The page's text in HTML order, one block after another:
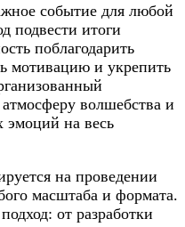
событие для любой
подвести итоги
поблагодарить
мотивацию и укрепить
волшебства и
эмоций на весь
на проведении
масштаба и формата.
от разработки